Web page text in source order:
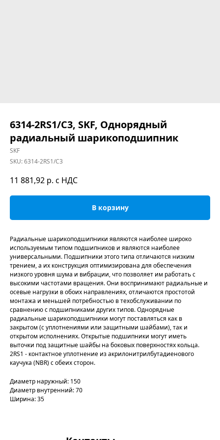
6314-2RS1/C3, SKF, Однорядный
радиальный шарикоподшипник
SKF
SKU:6314-2RS1/C3
11 881,92 р. с НДС
В корзину
Радиальные шарикоподшипники являются наиболее широко
используемым типом подшипников и являются наиболее
универсальными. Подшипники этого типа отличаются низким
трением, а их конструкция оптимизирована для обеспечения
низкого уровня шума и вибрации, что позволяет им работать с
высокими частотами вращения. Они воспринимают радиальные и
осевые нагрузки в обоих направлениях, отличаются простотой
монтажа и меньшей потребностью в техобслуживании по
сравнению с подшипниками других типов. Однорядные
радиальные шарикоподшипники могут поставляться как в
закрытом (с уплотнениями или защитными шайбами), так и
открытом исполнениях. Открытые подшипники могут иметь
выточки под защитные шайбы на боковых поверхностях кольца.
2RS1 - контактное уплотнение из акрилонитрилбутадиенового
каучука (NBR) с обеих сторон.
Диаметр наружный: 150
Диаметр внутренний: 70
Ширина: 35